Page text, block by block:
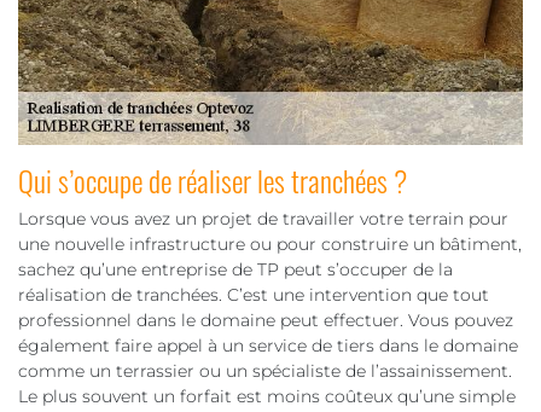
Qui s’occupe de réaliser les tranchées ?
Lorsque vous avez un projet de travailler votre terrain pour
une nouvelle infrastructure ou pour construire un bâtiment,
sachez qu’une entreprise de TP peut s’occuper de la
réalisation de tranchées. C’est une intervention que tout
professionnel dans le domaine peut effectuer. Vous pouvez
également faire appel à un service de tiers dans le domaine
comme un terrassier ou un spécialiste de l’assainissement.
Le plus souvent un forfait est moins coûteux qu’une simple